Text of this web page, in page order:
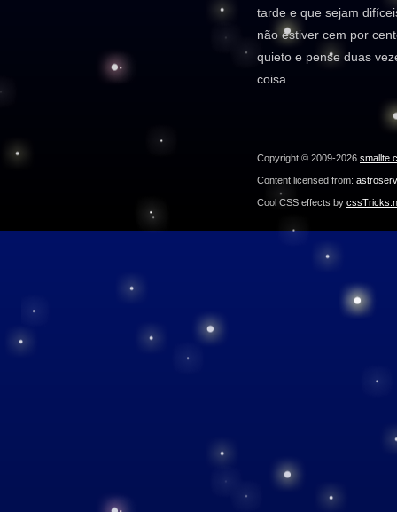
tarde e que sejam
não estiver cem por
quieto e pense duas
coisa.
Copyright © 2009-2026
Content licensed from:
Cool CSS effects by